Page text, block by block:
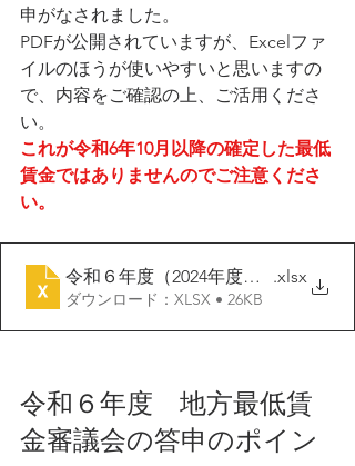
申がなされました。
PDFが公開されていますが、Excelファ
イルのほうが使いやすいと思いますの
で、内容をご確認の上、ご活用くださ
い。
これが令和6年10月以降の確定した最低
賃金ではありませんのでご注意くださ
い。
令和６年度（2024年度）地域別最低
.xlsx
ダウンロード：XLSX • 26KB
令和６ 年度　地方最低賃
金審議会の答申のポイン